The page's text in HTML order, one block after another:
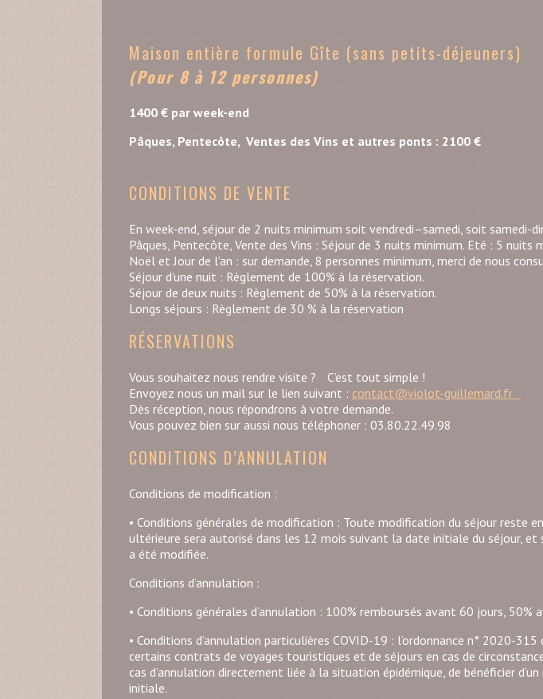
Maison entière formule Gîte (sans petits-déjeuners)
(Pour 8 à 12 personnes)
1400 € par week-end
Pâques, Pentecôte, Ventes des Vins et autres ponts : 2100 €
CONDITIONS DE VENTE
En week-end, séjour de 2 nuits minimum soit vendredi–samedi, soit samedi-
Pâques, Pentecôte, Vente des Vins : Séjour de 3 nuits minimum. Eté : 5 nuits
Noël et Jour de l’an : sur demande, 8 personnes minimum, merci de nous
Séjour d’une nuit : Règlement de 100% à la réservation.
Séjour de deux nuits : Règlement de 50% à la réservation.
Longs séjours : Règlement de 30 % à la réservation
RÉSERVATIONS
Vous souhaitez nous rendre visite ? C’est tout simple !
Envoyez nous un mail sur le lien suivant : contact@violot-guillemard.fr
Dès réception, nous répondrons à votre demande.
Vous pouvez bien sur aussi nous téléphoner : 03.80.22.49.98
CONDITIONS D’ANNULATION
Conditions de modification :
• Conditions générales de modification : Toute modification du séjour reste
ultérieure sera autorisé dans les 12 mois suivant la date initiale du séjour,
a été modifiée.
Conditions d’annulation :
• Conditions générales d’annulation : 100% remboursés avant 60 jours,
• Conditions d’annulation particulières COVID-19 : l’ordonnance n° 2020-
certains contrats de voyages touristiques et de séjours en cas de
cas d’annulation directement liée à la situation épidémique, de bénéficier
initiale.